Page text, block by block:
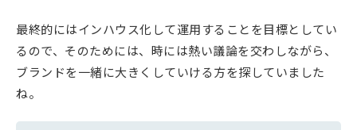
最終的にはインハウス化して運用することを目標としてい
るので、そのためには、時には熱い議論を交わしながら、
ブランドを一緒に大きくしていける方を探していました
ね。